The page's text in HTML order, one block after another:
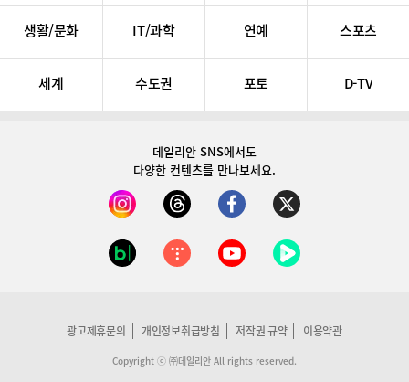
생활/문화 IT/과학 연예 스포츠
세계 수도권 포토 D-TV
데일리안 SNS에서도
다양한 컨텐츠를 만나보세요.
광고제휴문의 개인정보취급방침 저작권 규약 이용약관
Copyright ⓒ ㈜데일리안 All rights reserved.